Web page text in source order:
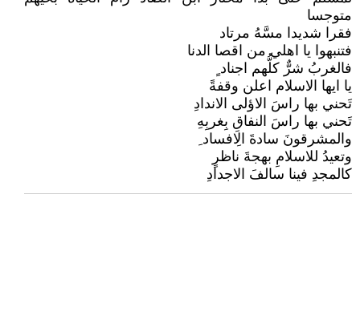
متوجسا
فقرا شديدا مسَّهُ مرتاد
فتنبهوا يا اهلي من اقصا الدنا
فالغربُ شرٌّ كلُّهم اجناد ٍ
يا ايها الاسلام اعلن وقفةً
تَحني بها راسَ الاؤلى الاندادِ
تَحني بها راسَ النفاقِ بِغربِهِ
والمشرقونَ سادةَ الِافساد ِ
وتعيدُ للاسلامِ بهجةَ ناظرٍ
كالمجدِ فينا سالفَ الاجدادِ